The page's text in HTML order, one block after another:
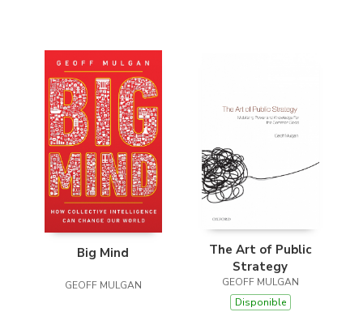
Big Mind
GEOFF MULGAN
The Art of Public
Strategy
GEOFF MULGAN
Disponible